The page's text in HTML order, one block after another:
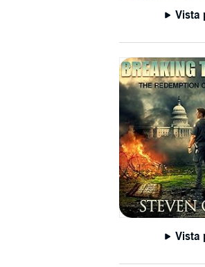
Vista
Vista